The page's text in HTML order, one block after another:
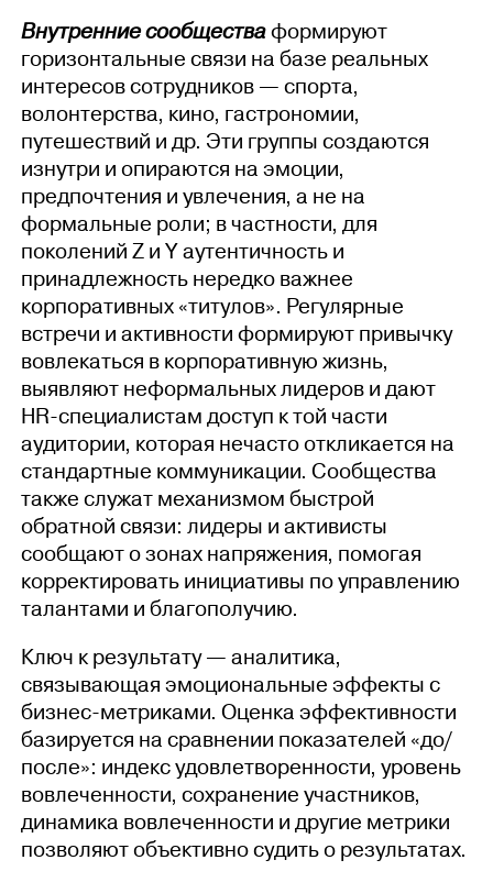
Внутренние сообществаформируют
горизонтальные связи на базе реальных
интересов сотрудников — спорта,
волонтерства, кино, гастрономии,
путешествий и др. Эти группы создаются
изнутри и опираются на эмоции,
предпочтения и увлечения, а не на
формальные роли; в частности, для
поколений Z и Y аутентичность и
принадлежность нередко важнее
корпоративных «титулов». Регулярные
встречи и активности формируют привычку
вовлекаться в корпоративную жизнь,
выявляют неформальных лидеров и дают
HR-специалистам доступ к той части
аудитории, которая нечасто откликается на
стандартные коммуникации. Сообщества
также служат механизмом быстрой
обратной связи: лидеры и активисты
сообщают о зонах напряжения, помогая
корректировать инициативы по управлению
талантами и благополучию.
Ключ к результату — аналитика,
связывающая эмоциональные эффекты с
бизнес-метриками. Оценка эффективности
базируется на сравнении показателей «до/
после»: индекс удовлетворенности, уровень
вовлеченности, сохранение участников,
динамика вовлеченности и другие метрики
позволяют объективно судить о результатах.